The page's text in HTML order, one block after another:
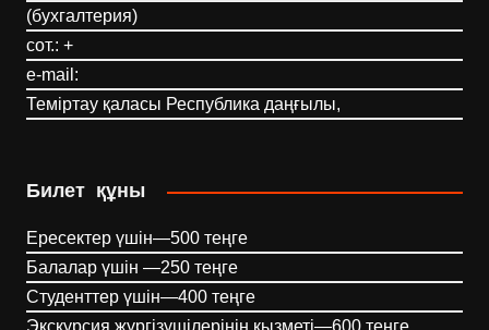
(бухгалтерия)
сот.: +
e-mail:
Теміртау қаласы Республика даңғылы,
Билет құны
Ересектер үшін—500 теңге
Балалар үшін —250 теңге
Студенттер үшін—400 теңге